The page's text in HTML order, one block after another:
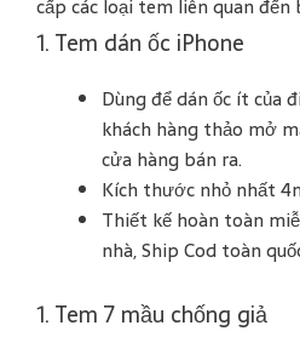
cấp các loại tem liên quan
1. Tem dán ốc iPhone
Dùng để dán ốc ít của
khách hàng thảo mở
cửa hàng bán ra.
Kích thước nhỏ nhất
Thiết kế hoàn toàn
nhà, Ship Cod toàn
1. Tem 7 mầu chống giả